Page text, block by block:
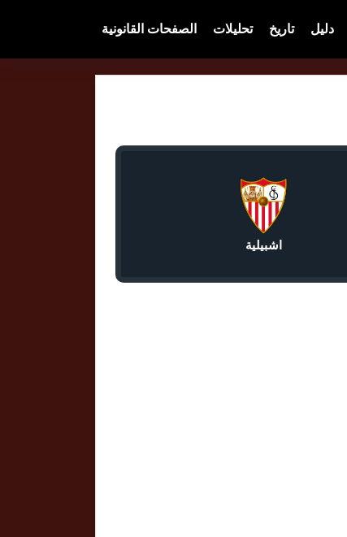
دليل تاريخ تحليلات الصفحات القانونية
اشبيلية